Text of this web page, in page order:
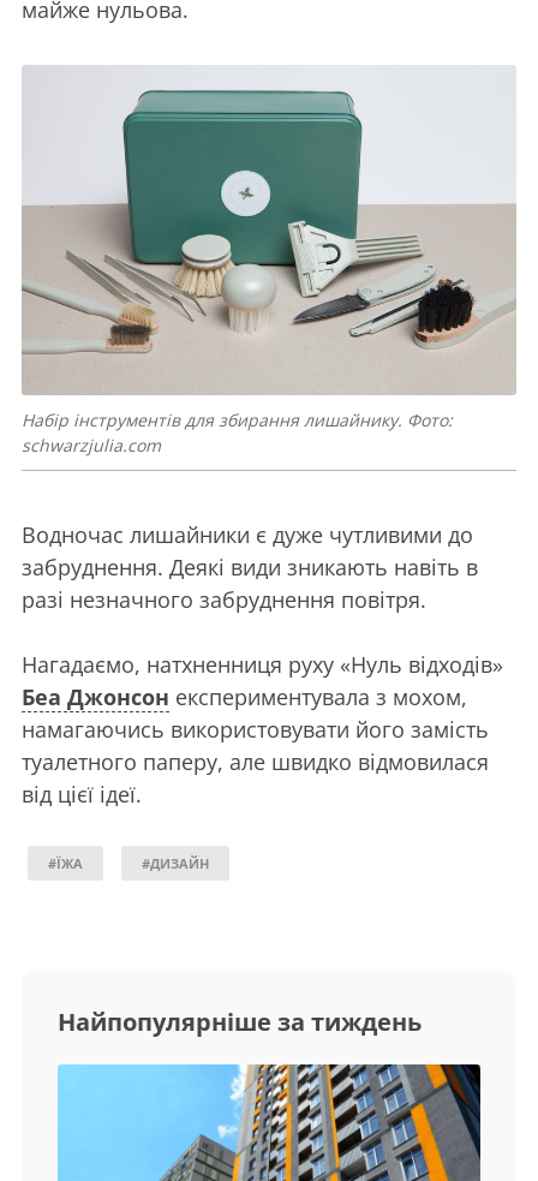
майже нульова.
Набір інструментів для збирання лишайнику. Фото:
schwarzjulia.com
Водночас лишайники є дуже чутливими до
забруднення. Деякі види зникають навіть в
разі незначного забруднення повітря.
Нагадаємо, натхненниця руху «Нуль відходів»
Беа Джонсон експериментувала з мохом,
намагаючись використовувати його замість
туалетного паперу, але швидко відмовилася
від цієї ідеї.
#ЇЖА #ДИЗАЙН
Найпопулярніше за тиждень